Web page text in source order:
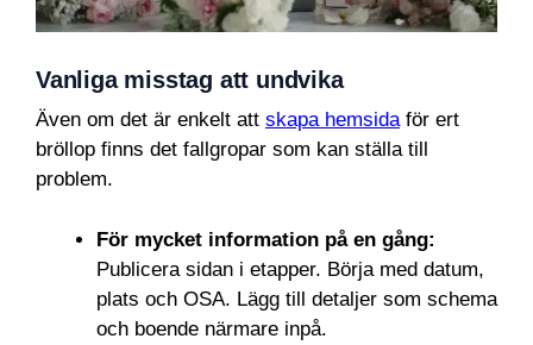
Vanliga misstag att undvika
Även om det är enkelt att skapa hemsidaför ert
bröllop finns det fallgropar som kan ställa till
problem.
För mycket information på en gång:
Publicera sidan i etapper. Börja med datum,
plats och OSA. Lägg till detaljer som schema
och boende närmare inpå.